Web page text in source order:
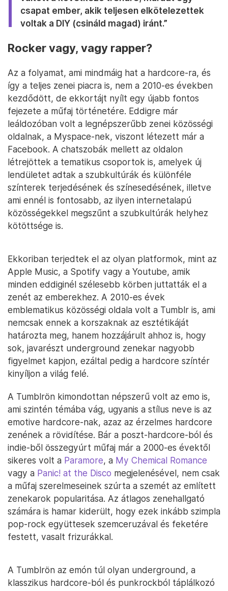
csapat ember, akik teljesen elkötelezettek
voltak a DIY (csináld magad) iránt.”
Rocker vagy, vagy rapper?
Az a folyamat, ami mindmáig hat a hardcore-ra, és
így a teljes zenei piacra is, nem a 2010-es években
kezdődött, de ekkortájt nyílt egy újabb fontos
fejezete a műfaj történetére. Eddigre már
leáldozóban volt a legnépszerűbb zenei közösségi
oldalnak, a Myspace-nek, viszont létezett már a
Facebook. A chatszobák mellett az oldalon
létrejöttek a tematikus csoportok is, amelyek új
lendületet adtak a szubkultúrák és különféle
színterek terjedésének és színesedésének, illetve
ami ennél is fontosabb, az ilyen internetalapú
közösségekkel megszűnt a szubkultúrák helyhez
kötöttsége is.
Ekkoriban terjedtek el az olyan platformok, mint az
Apple Music, a Spotify vagy a Youtube, amik
minden eddiginél szélesebb körben juttatták el a
zenét az emberekhez. A 2010-es évek
emblematikus közösségi oldala volt a Tumblr is, ami
nemcsak ennek a korszaknak az esztétikáját
határozta meg, hanem hozzájárult ahhoz is, hogy
sok, javarészt underground zenekar nagyobb
figyelmet kapjon, ezáltal pedig a hardcore színtér
kinyíljon a világ felé.
A Tumblrön kimondottan népszerű volt az emo is,
ami szintén témába vág, ugyanis a stílus neve is az
emotive hardcore-nak, azaz az érzelmes hardcore
zenének a rövidítése. Bár a poszt-hardcore-ból és
indie-ből összegyúrt műfaj már a 2000-es évektől
sikeres volt a Paramore, a My Chemical Romance
vagy a Panic! at the Disco megjelenésével, nem csak
a műfaj szerelmeseinek szúrta a szemét az említett
zenekarok popularitása. Az átlagos zenehallgató
számára is hamar kiderült, hogy ezek inkább szimpla
pop-rock együttesek szemceruzával és feketére
festett, vasalt frizurákkal.
A Tumblrön az emón túl olyan underground, a
klasszikus hardcore-ból és punkrockból táplálkozó